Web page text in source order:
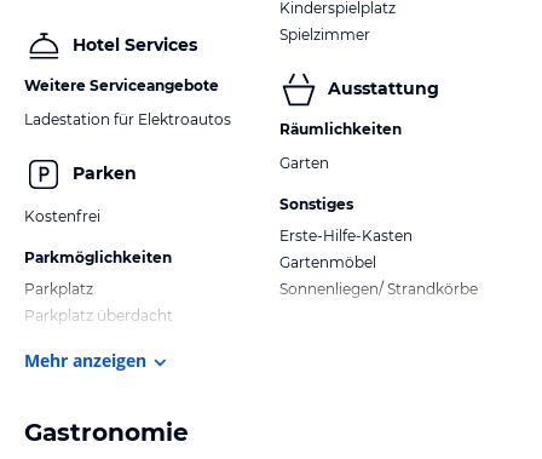
Hotel Services
Weitere Serviceangebote
Ladestation für Elektroautos
Parken
Kostenfrei
Parkmöglichkeiten
Parkplatz
Parkplatz überdacht
Kinderspielplatz
Spielzimmer
Ausstattung
Räumlichkeiten
Garten
Sonstiges
Erste-Hilfe-Kasten
Gartenmöbel
Sonnenliegen/ Strandkörbe
Mehr anzeigen
Gastronomie